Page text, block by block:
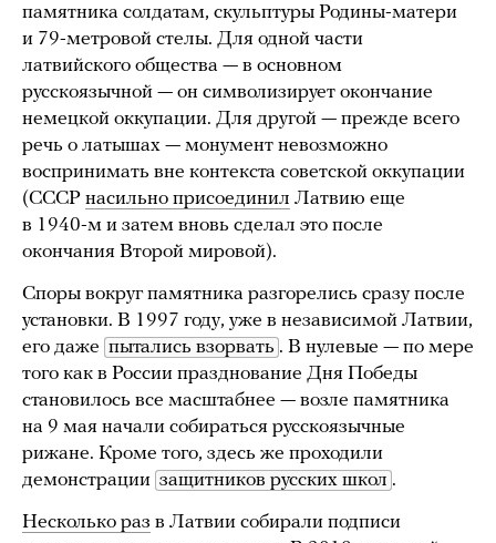
памятника солдатам, скульптуры Родины-матери
и 79-метровой стелы. Для одной части
латвийского общества — в основном
русскоязычной — он символизирует окончание
немецкой оккупации. Для другой — прежде всего
речь о латышах — монумент невозможно
воспринимать вне контекста советской оккупации
(СССР насильно присоединил Латвию еще
в 1940-м и затем вновь сделал это после
окончания Второй мировой).
Споры вокруг памятника разгорелись сразу после
установки. В 1997 году, уже в независимой Латвии,
его даже пытались взорвать . В нулевые — по мере
того как в России празднование Дня Победы
становилось все масштабнее — возле памятника
на 9 мая начали собираться русскоязычные
рижане. Кроме того, здесь же проходили
демонстрации защитников русских школ .
Несколько раз в Латвии собирали подписи